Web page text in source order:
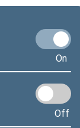
On
Off
Scheduled
Seimas I